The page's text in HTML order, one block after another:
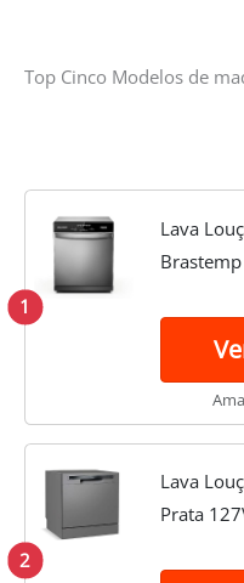
Top Cinco Modelos de
1
Lava
Brastemp
2
Lava
Prata